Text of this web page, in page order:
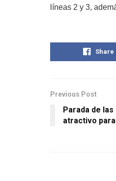
líneas 2 y 3,
Share
Previous Post
Parada de
atractivo